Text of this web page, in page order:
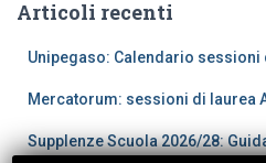
r
r
Articoli recenti
Unipegaso: Calendario sessioni
Mercatorum: sessioni di laurea
Supplenze Scuola 2026/28: